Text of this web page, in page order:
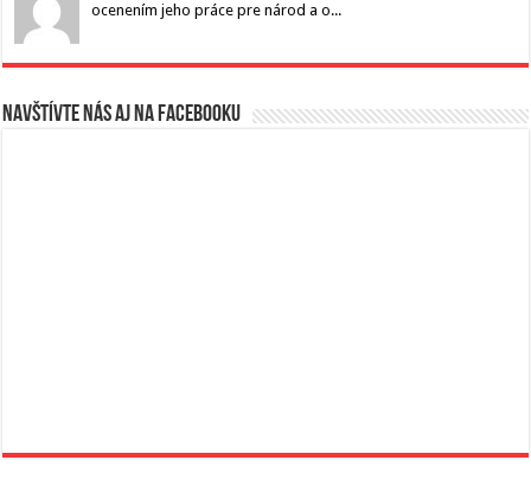
ocenením jeho práce pre národ a o...
Navštívte nás aj na Facebooku